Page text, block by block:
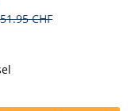
51.95 CHF